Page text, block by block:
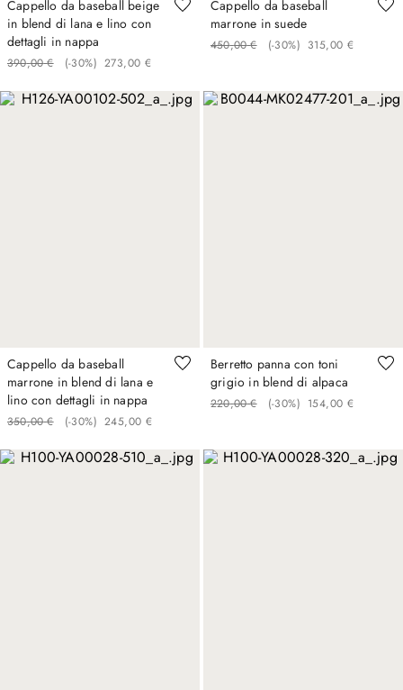
Cappello da baseball beige
in blend di lana e lino con
dettagli in nappa
390,00 € (-30%) 273,00 €
Cappello da baseball
marrone in suede
450,00 € (-30%) 315,00 €
Cappello da baseball
marrone in blend di lana e
lino con dettagli in nappa
350,00 € (-30%) 245,00 €
Berretto panna con toni
grigio in blend di alpaca
220,00 € (-30%) 154,00 €